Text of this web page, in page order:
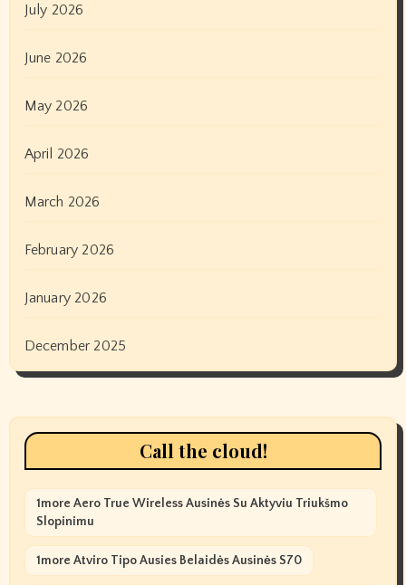
July 2026
June 2026
May 2026
April 2026
March 2026
February 2026
January 2026
December 2025
Call the cloud!
1more Aero True Wireless Ausinės Su Aktyviu Triukšmo
Slopinimu
1more Atviro Tipo Ausies Belaidės Ausinės S70